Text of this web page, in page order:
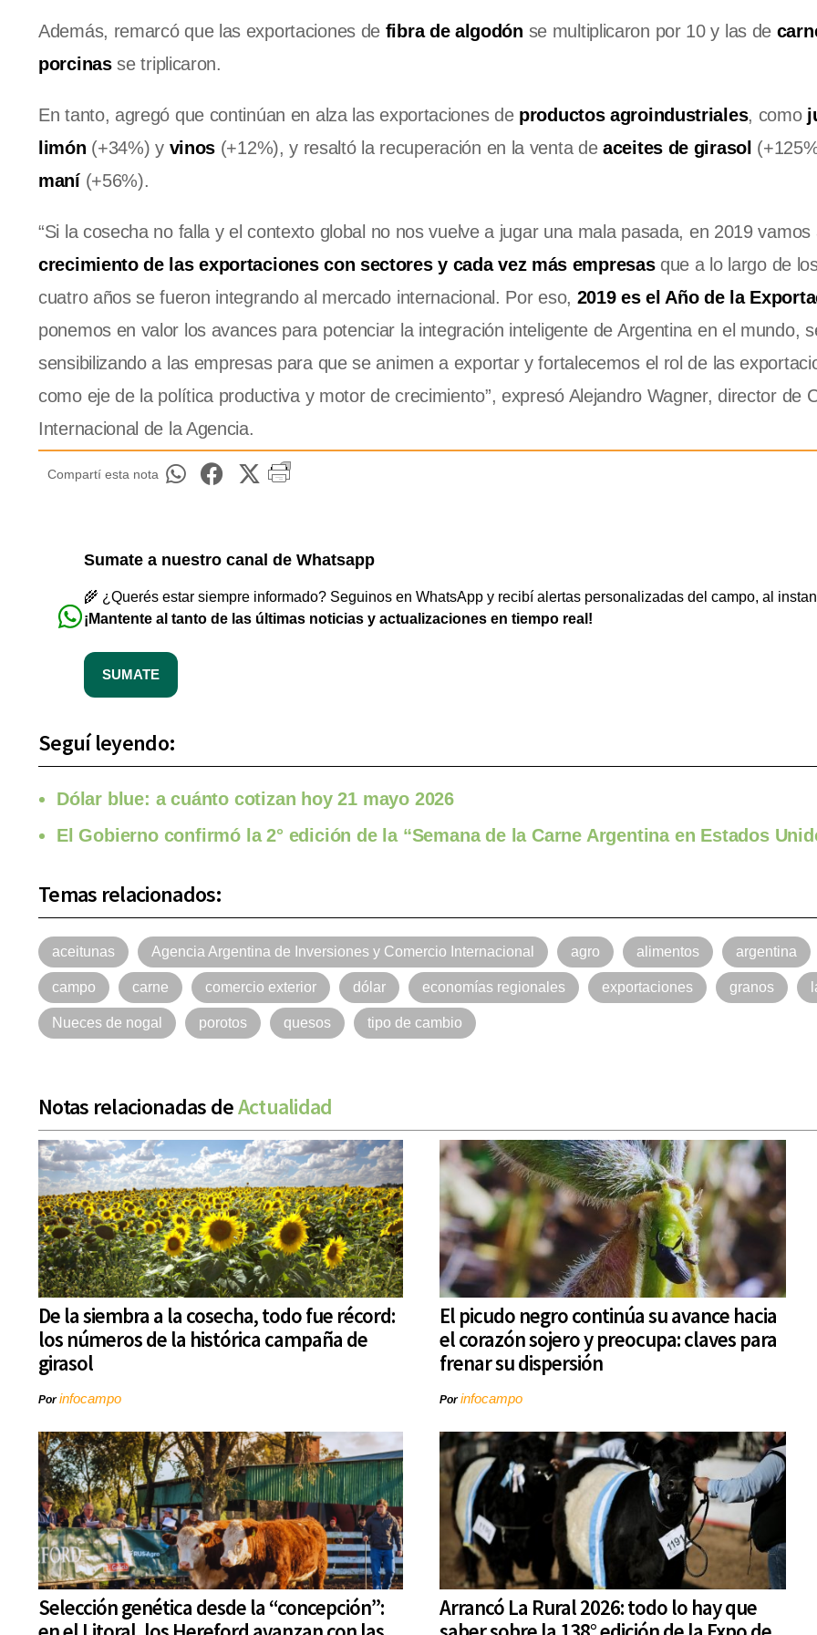
Además, remarcó que las exportaciones de fibra de algodón se multiplicaron por 10 y las de
porcinasse triplicaron.
En tanto, agregó que continúan en alza las exportaciones deproductos agroindustriales, como
limón (+34%) y vinos (+12%), y resaltó la recuperación en la venta deaceites de girasol
maní(+56%).
“Si la cosecha no falla y el contexto global no nos vuelve a jugar una mala pasada, en 2019 vamos
crecimiento de las exportaciones con sectores y cada vez más empresasque a lo largo de
cuatro años se fueron integrando al mercado internacional. Por eso, 2019 es el Año de la
ponemos en valor los avances para potenciar la integración inteligente de Argentina en el mundo,
sensibilizando a las empresas para que se animen a exportar y fortalecemos el rol de las
como eje de la política productiva y motor de crecimiento”, expresó Alejandro Wagner, director de
Internacional de la Agencia.
Compartí esta nota
Sumate a nuestro canal de Whatsapp
🌾 ¿Querés estar siempre informado? Seguinos en WhatsApp y recibí alertas personalizadas del campo, al
¡Mantente al tanto de las últimas noticias y actualizaciones en tiempo real!
SUMATE
Seguí leyendo:
Dólar blue: a cuánto cotizan hoy 21 mayo 2026
El Gobierno confirmó la 2° edición de la “Semana de la Carne Argentina en Estados
Temas relacionados:
aceitunas Agencia Argentina de Inversiones y Comercio Internacional agro alimentos argentina
campo carne comercio exterior dólar economías regionales exportaciones granos
Nueces de nogal porotos quesos tipo de cambio
Notas relacionadas deActualidad
De la siembra a la cosecha, todo fue récord:
los números de la histórica campaña de
girasol
Porinfocampo
El picudo negro continúa su avance hacia
el corazón sojero y preocupa: claves para
frenar su dispersión
Porinfocampo
Selección genética desde la “concepción”:
Arrancó La Rural 2026: todo lo hay que